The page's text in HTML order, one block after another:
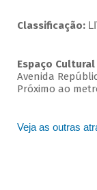
Classificação:
Espaço Cultural
Avenida
Próximo ao
Veja as outras